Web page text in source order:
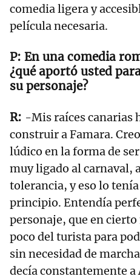
comedia ligera y
película necesaria.
En una comedia
¿qué aportó usted
su personaje?
-Mis raíces canarias
construir a Famara.
lúdico en la forma de
muy ligado al carnaval,
tolerancia, y eso lo
principio. Entendía
personaje, que en
poco del turista para
sin necesidad de
decía constantemente